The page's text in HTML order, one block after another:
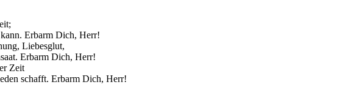
Erbarm Dich, Herr!
Liebesglut,
Erbarm Dich, Herr!
Zeit
schafft. Erbarm Dich, Herr!